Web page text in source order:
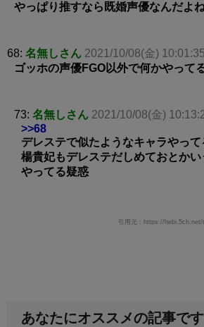
やっぱり推すなら既婚声優なんだよ
68: 名無しさん 2021/10/08(金)
ゴッホの声優FGO以外で何かやって
73: 名無しさん 2021/10/08(金)
>>68
デレステで似たようなキャラやって
楊貴妃もデレステだしめておとか
やってる疑惑
引用元：https://
あなたにオススメの記事です